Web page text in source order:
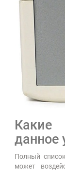
Какие
данное
Полный
может